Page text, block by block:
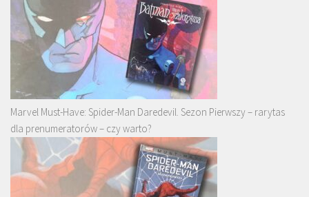
Marvel Must-Have: Spider-Man Daredevil. Sezon Pierwszy – rarytas
dla prenumeratorów – czy warto?